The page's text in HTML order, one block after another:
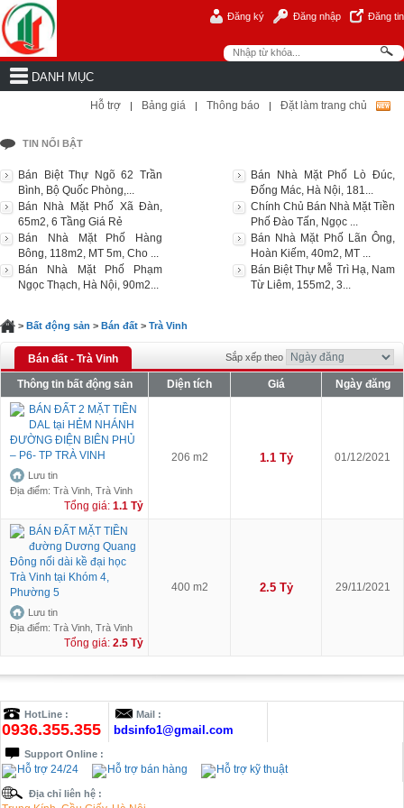
Đăng ký Đăng nhập Đăng tin
DANH MỤC
Hỗ trợ | Bảng giá | Thông báo | Đặt làm trang chủ
TIN NỔI BẬT
Bán Biệt Thự Ngõ 62 Trần
Bình, Bộ Quốc Phòng,...
Bán Nhà Mặt Phố Xã Đàn,
65m2, 6 Tầng Giá Rẻ
Bán Nhà Mặt Phố Hàng
Bông, 118m2, MT 5m, Cho ...
Bán Nhà Mặt Phố Phạm
Ngọc Thạch, Hà Nội, 90m2...
Bán Nhà Mặt Phố Lò Đúc,
Đống Mác, Hà Nội, 181...
Chính Chủ Bán Nhà Mặt Tiền
Phố Đào Tấn, Ngọc ...
Bán Nhà Mặt Phố Lãn Ông,
Hoàn Kiếm, 40m2, MT ...
Bán Biệt Thự Mễ Trì Hạ, Nam
Từ Liêm, 155m2, 3...
> Bất động sản > Bán đất> Trà Vinh
Bán đất - Trà Vinh Sắp xếp theo
Thông tin bất động sản Diện tích Giá
Ngày đăng
BÁN ĐẤT 2 MẶT TIỀN
DAL tại HẺM NHÁNH
ĐƯỜNG ĐIỆN BIÊN PHỦ
– P6- TP TRÀ VINH
Lưu tin
Địa điểm: Trà Vinh, Trà Vinh
Tổng giá: 1.1 Tỷ
206 m2 1.1 Tỷ 01/12/2021
BÁN ĐẤT MẶT TIỀN
đường Dương Quang
Đông nối dài kề đại học
Trà Vinh tại Khóm 4,
Phường 5
Lưu tin
Địa điểm: Trà Vinh, Trà Vinh
Tổng giá: 2.5 Tỷ
400 m2 2.5 Tỷ 29/11/2021
HotLine :
0936.355.355
Mail :
bdsinfo1@gmail.com
Support Online :
Hỗ trợ 24/24 Hỗ trợ bán hàng Hỗ trợ kỹ thuật
Địa chỉ liên hệ :